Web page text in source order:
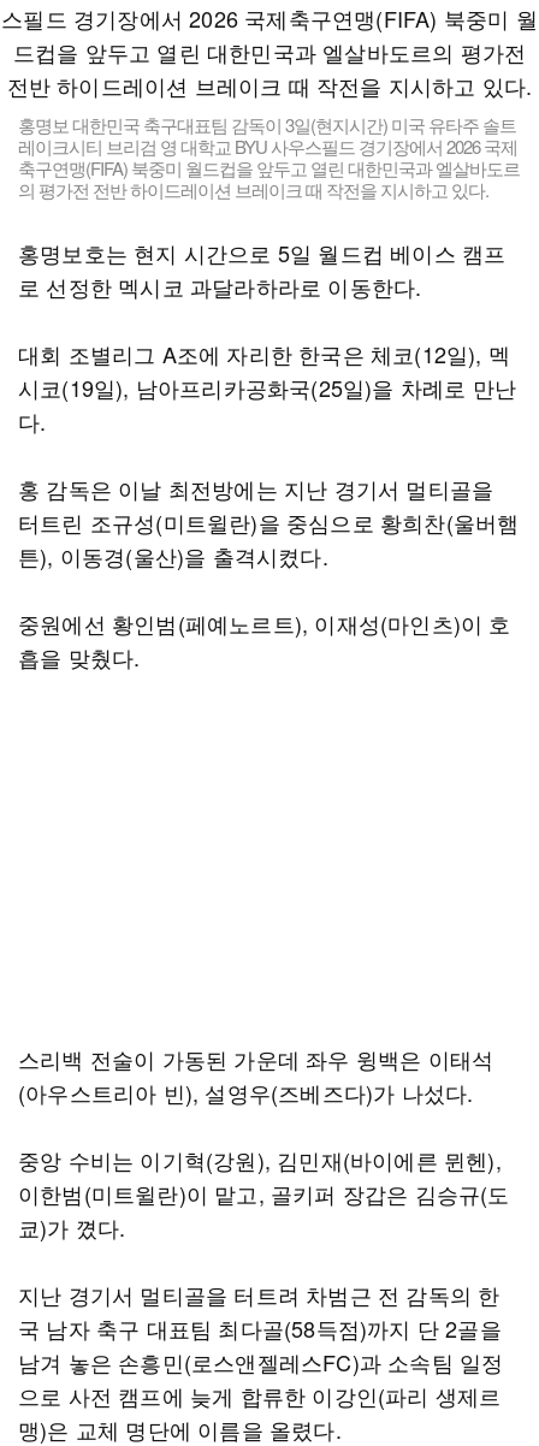
홍명보 대한민국 축구대표팀 감독이 3일(현지시간) 미국 유타주 솔트
레이크시티 브리검 영 대학교 BYU 사우스필드 경기장에서 2026 국제
축구연맹(FIFA) 북중미 월드컵을 앞두고 열린 대한민국과 엘살바도르
의 평가전 전반 하이드레이션 브레이크 때 작전을 지시하고 있다.
홍명보호는 현지 시간으로 5일 월드컵 베이스 캠프
로 선정한 멕시코 과달라하라로 이동한다.
대회 조별리그 A조에 자리한 한국은 체코(12일), 멕
시코(19일), 남아프리카공화국(25일)을 차례로 만난
다.
홍 감독은 이날 최전방에는 지난 경기서 멀티골을
터트린 조규성(미트윌란)을 중심으로 황희찬(울버햄
튼), 이동경(울산)을 출격시켰다.
중원에선 황인범(페예노르트), 이재성(마인츠)이 호
흡을 맞췄다.
스리백 전술이 가동된 가운데 좌우 윙백은 이태석
(아우스트리아 빈), 설영우(즈베즈다)가 나섰다.
중앙 수비는 이기혁(강원), 김민재(바이에른 뮌헨),
이한범(미트윌란)이 맡고, 골키퍼 장갑은 김승규(도
쿄)가 꼈다.
지난 경기서 멀티골을 터트려 차범근 전 감독의 한
국 남자 축구 대표팀 최다골(58득점)까지 단 2골을
남겨 놓은 손흥민(로스앤젤레스FC)과 소속팀 일정
으로 사전 캠프에 늦게 합류한 이강인(파리 생제르
맹)은 교체 명단에 이름을 올렸다.